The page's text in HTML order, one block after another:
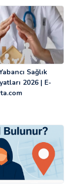
Sağlık
2026 | E-